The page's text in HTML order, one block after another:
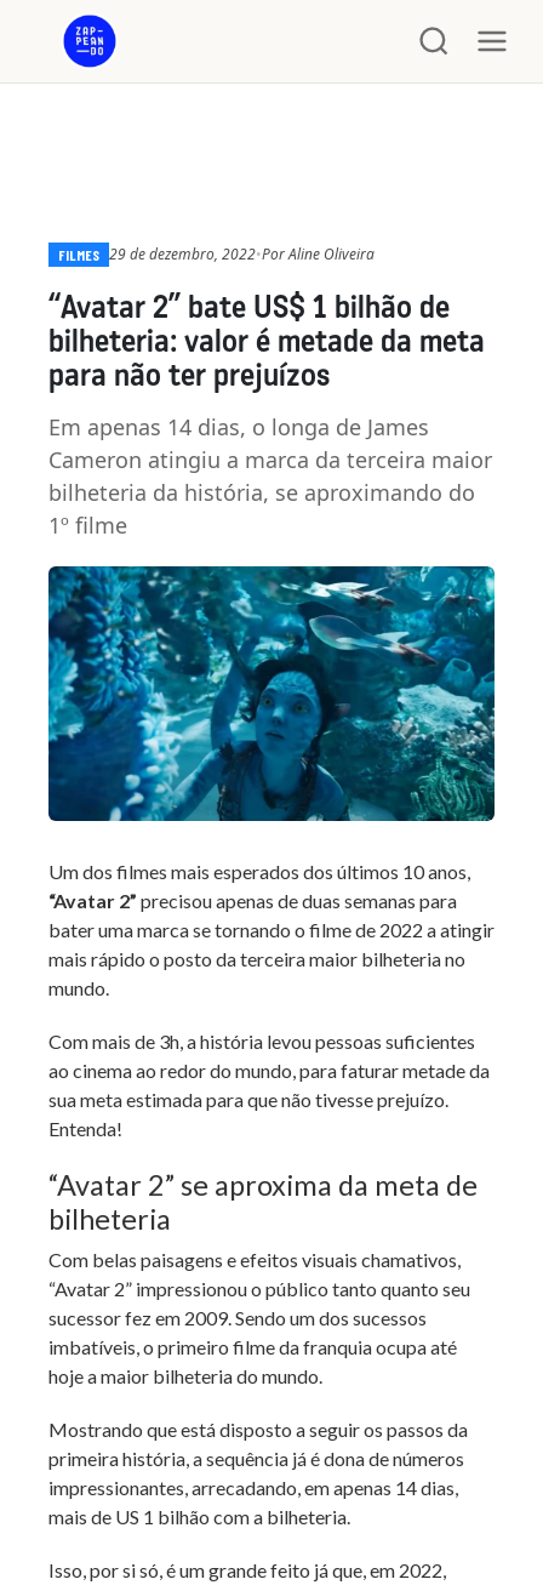
FILMES 29 de dezembro, 2022•PorAline Oliveira
“Avatar 2” bate US$ 1 bilhão de
bilheteria: valor é metade da meta
para não ter prejuízos
Em apenas 14 dias, o longa de James
Cameron atingiu a marca da terceira maior
bilheteria da história, se aproximando do
1º filme
Um dos filmes mais esperados dos últimos 10 anos,
“Avatar 2” precisou apenas de duas semanas para
bater uma marca se tornando o filme de 2022 a atingir
mais rápido o posto da terceira maior bilheteria no
mundo.
Com mais de 3h, a história levou pessoas suficientes
ao cinema ao redor do mundo, para faturar metade da
sua meta estimada para que não tivesse prejuízo.
Entenda!
“Avatar 2” se aproxima da meta de
bilheteria
Com belas paisagens e efeitos visuais chamativos,
“Avatar 2” impressionou o público tanto quanto seu
sucessor fez em 2009. Sendo um dos sucessos
imbatíveis, o primeiro filme da franquia ocupa até
hoje a maior bilheteria do mundo.
Mostrando que está disposto a seguir os passos da
primeira história, a sequência já é dona de números
impressionantes, arrecadando, em apenas 14 dias,
mais de US 1 bilhão com a bilheteria.
Isso, por si só, é um grande feito já que, em 2022,